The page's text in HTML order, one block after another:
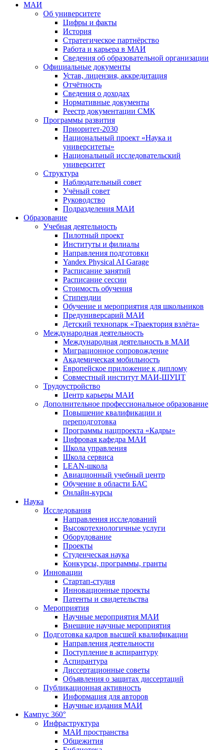
МАИ
Об университете
Цифры и факты
История
Стратегическое партнёрство
Работа и карьера в МАИ
Сведения об образовательной организации
Официальные документы
Устав, лицензия, аккредитация
Отчётность
Сведения о доходах
Нормативные документы
Реестр документации СМК
Программы развития
Приоритет-2030
Национальный проект «Наука и
университеты»
Национальный исследовательский
университет
Структура
Наблюдательный совет
Учёный совет
Руководство
Подразделения МАИ
Образование
Учебная деятельность
Пилотный проект
Институты и филиалы
Направления подготовки
Yandex Physical AI Garage
Расписание занятий
Расписание сессии
Стоимость обучения
Стипендии
Обучение и мероприятия для школьников
Предуниверсарий МАИ
Детский технопарк «Траектория взлёта»
Международная деятельность
Международная деятельность в МАИ
Миграционное сопровождение
Академическая мобильность
Европейское приложение к диплому
Совместный институт МАИ-ШУЦТ
Трудоустройство
Центр карьеры МАИ
Дополнительное профессиональное образование
Повышение квалификации и
переподготовка
Программы нацпроекта «Кадры»
Цифровая кафедра МАИ
Школа управления
Школа сервиса
LEAN-школа
Авиационный учебный центр
Обучение в области БАС
Онлайн-курсы
Наука
Исследования
Направления исследований
Высокотехнологичные услуги
Оборудование
Проекты
Студенческая наука
Конкурсы, программы, гранты
Инновации
Стартап-студия
Инновационные проекты
Патенты и свидетельства
Мероприятия
Научные мероприятия МАИ
Внешние научные мероприятия
Подготовка кадров высшей квалификации
Направления деятельности
Поступление в аспирантуру
Аспирантура
Диссертационные советы
Объявления о защитах диссертаций
Публикационная активность
Информация для авторов
Научные издания МАИ
Кампус 360°
Инфраструктура
МАИ пространства
Общежития